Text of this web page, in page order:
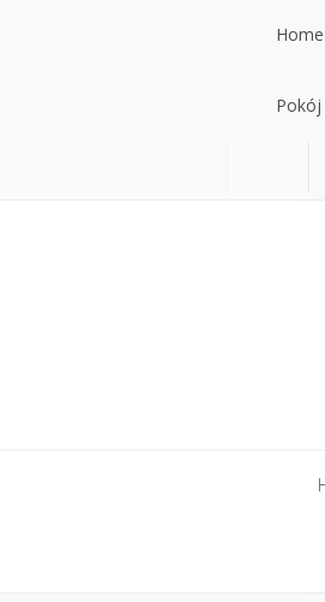
Home
Home
Pokój